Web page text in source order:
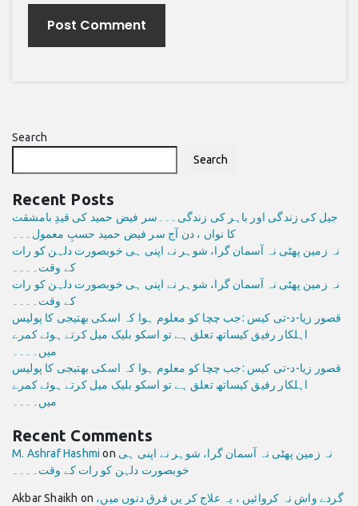
Search
Search
Recent Posts
جیل کی زندگی اور باہر کی زندگی۔۔۔سر فیض حمید کی قیدِ بامشقت
کا نواں ، دن آج سر فیض حمید حسبِ معمول۔۔۔
نہ زمین پھٹی نہ آسمان گرا، شوہر نے اپنی ہی خوبصورت دلہن کو رات
کے وقت۔۔۔۔
نہ زمین پھٹی نہ آسمان گرا، شوہر نے اپنی ہی خوبصورت دلہن کو رات
کے وقت۔۔۔۔
قصور زیا-د-تی کیس :جب چچا کو معلوم ہوا کہ اسکی بھتیجی کا پولیس
اہلکار رفیق کیساتھ تعلق ہے تو اسکو بلیک میل کرتے ہوئے کمرے
میں۔۔۔۔
قصور زیا-د-تی کیس :جب چچا کو معلوم ہوا کہ اسکی بھتیجی کا پولیس
اہلکار رفیق کیساتھ تعلق ہے تو اسکو بلیک میل کرتے ہوئے کمرے
میں۔۔۔۔
Recent Comments
M. Ashraf Hashmi on نہ زمین پھٹی نہ آسمان گرا، شوہر نے اپنی ہی
خوبصورت دلہن کو رات کے وقت۔۔۔۔
Akbar Shaikh on گردے واش نہ کروائیں ، یہ علاج کر یں فرق دنوں میں،